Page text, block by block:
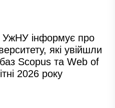
УжНУ інформує про
які увійшли
Scopus та Web of
2026 року